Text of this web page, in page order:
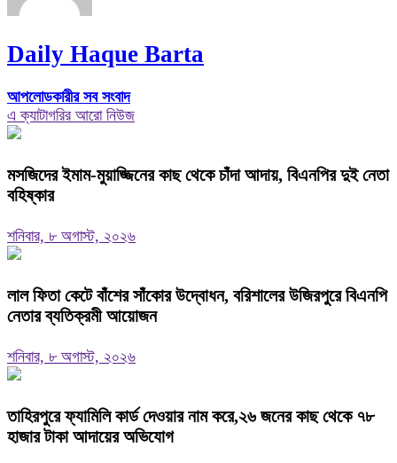
Daily Haque Barta
আপলোডকারীর সব সংবাদ
এ ক্যাটাগরির আরো নিউজ
মসজিদের ইমাম-মুয়াজ্জিনের কাছ থেকে চাঁদা আদায়, বিএনপির দুই নেতা
বহিষ্কার
শনিবার, ৮ অগাস্ট, ২০২৬
‎লাল ফিতা কেটে বাঁশের সাঁকোর উদ্বোধন, বরিশালের উজিরপুরে বিএনপি
নেতার ব্যতিক্রমী আয়োজন
শনিবার, ৮ অগাস্ট, ২০২৬
তাহিরপুরে ফ্যামিলি কার্ড দেওয়ার নাম করে,২৬ জনের কাছ থেকে ৭৮
হাজার টাকা আদায়ের অভিযোগ